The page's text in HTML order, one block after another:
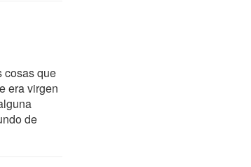
cosas que
era virgen
de